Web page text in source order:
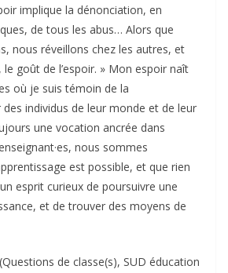
implique la dénonciation, en
de tous les abus… Alors que
nous réveillons chez les autres, et
goût de l’espoir. » Mon espoir naît
où je suis témoin de la
individus de leur monde et de leur
une vocation ancrée dans
nous sommes
est possible, et que rien
esprit curieux de poursuivre une
et de trouver des moyens de
de classe(s), SUD éducation